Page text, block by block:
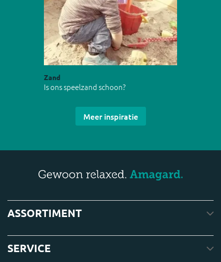
Zand
Is ons speelzand schoon?
Meer inspiratie
ASSORTIMENT
SERVICE